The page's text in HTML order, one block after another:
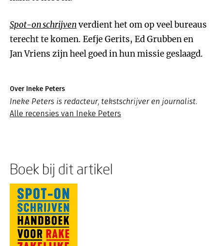
Spot-on schrijvenverdient het om op veel bureaus
terecht te komen. Eefje Gerits, Ed Grubben en
Jan Vriens zijn heel goed in hun missie geslaagd.
Over Ineke Peters
Ineke Peters is redacteur, tekstschrijver en journalist.
Alle recensies van Ineke Peters
Boek bij dit artikel